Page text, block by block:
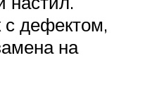
дефектом,
на